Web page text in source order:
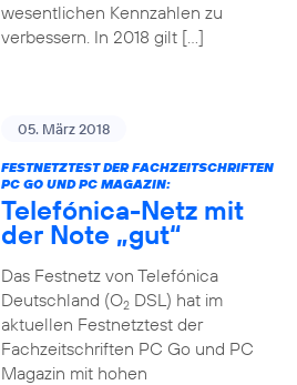
wesentlichen Kennzahlen zu
verbessern. In 2018 gilt […]
05. März 2018
FESTNETZTEST DER FACHZEITSCHRIFTEN
PC GO UND PC MAGAZIN:
Telefónica-Netz mit
der Note „gut“
Das Festnetz von Telefónica
Deutschland (O2DSL) hat im
aktuellen Festnetztest der
Fachzeitschriften PC Go und PC
Magazin mit hohen